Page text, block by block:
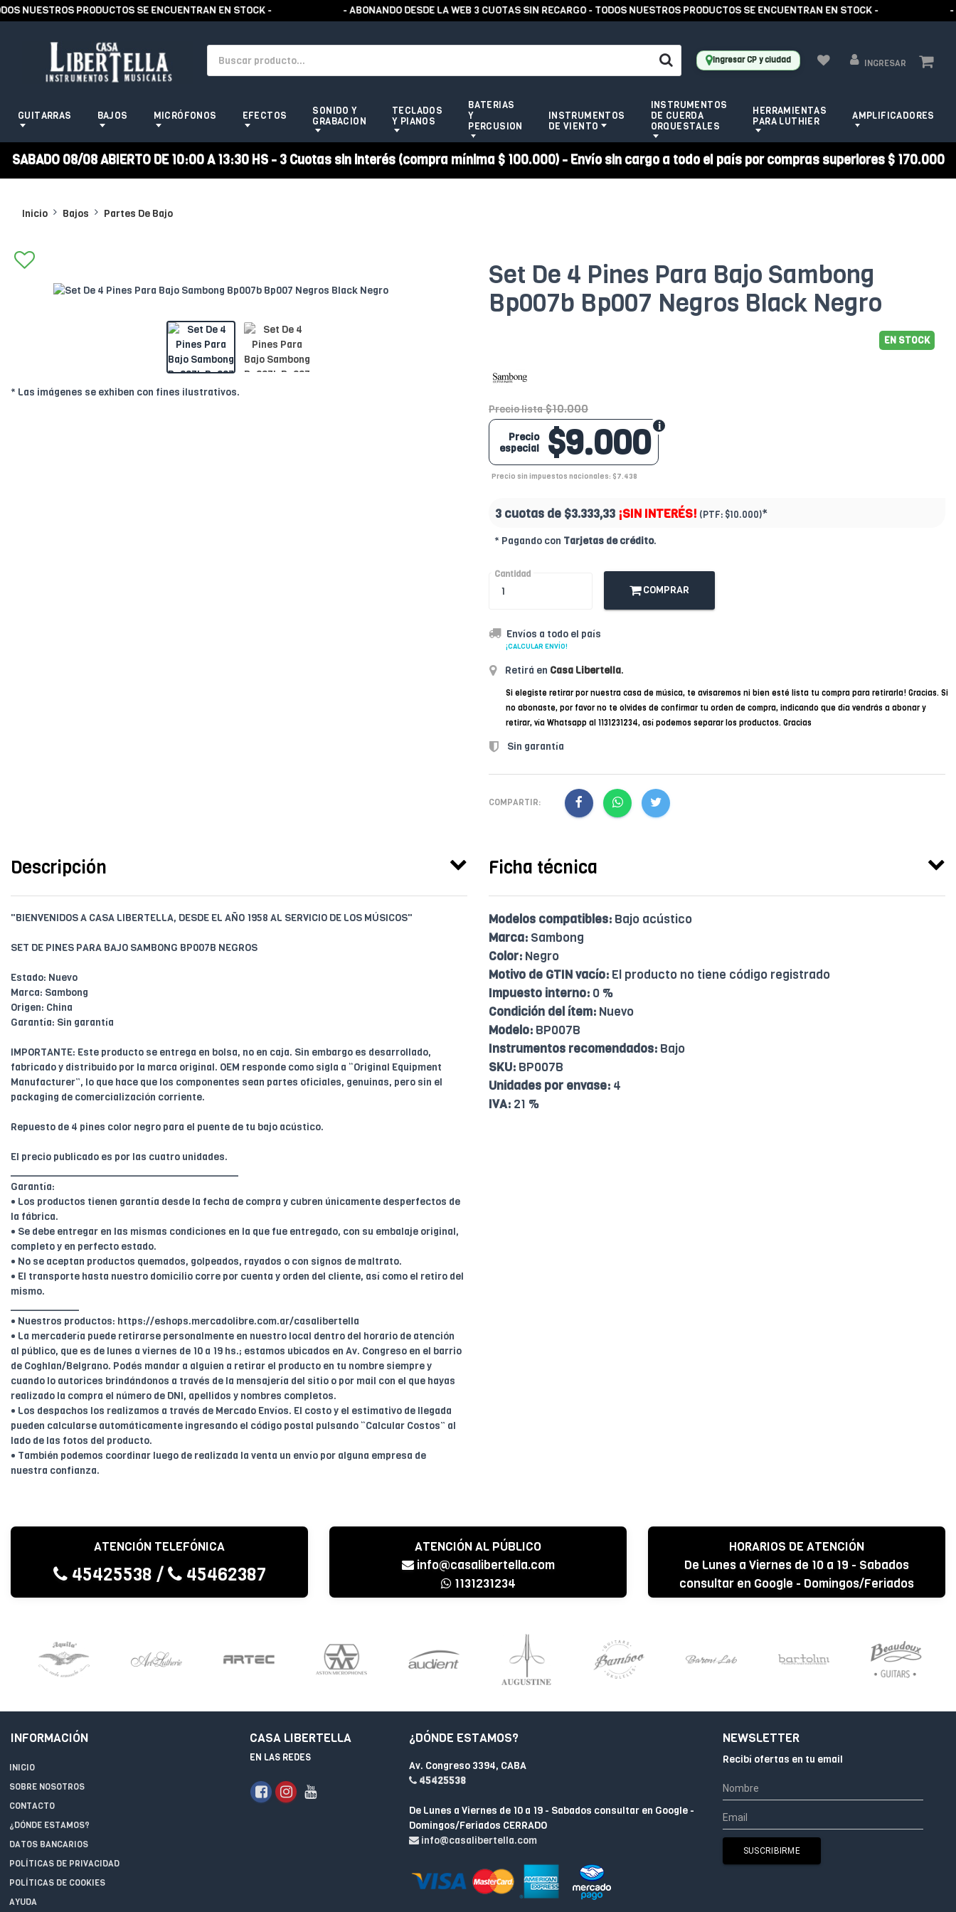
PRODUCTOS SE ENCUENTRAN EN STOCK - - ABONANDO DESDE LA WEB 3 CUOTAS SIN RECARGO - TODOS NUESTROS PRODUCTOS SE ENCUENTRAN EN STOCK - -
Ingresar CP y ciudad INGRESAR
GUITARRAS BAJOS MICRÓFONOS EFECTOS
SONIDO Y
GRABACION
TECLADOS
Y PIANOS
BATERIAS
Y
PERCUSION
INSTRUMENTOS
DE VIENTO
INSTRUMENTOS
DE CUERDA
ORQUESTALES
HERRAMIENTAS
PARA LUTHIER
AMPLIFICADORES
SABADO 08/08 ABIERTO DE 10:00 A 13:30 HS - 3 Cuotas sin interés (compra mínima $ 100.000) - Envío sin cargo a todo el país por compras superiores $ 170.000
Inicio Bajos Partes De Bajo
* Las imágenes se exhiben con fines ilustrativos.
Set De 4 Pines Para Bajo Sambong
Bp007b Bp007 Negros Black Negro
EN STOCK
Precio lista $10.000
$9.000
Precio
especial
Precio sin impuestos nacionales: $7.438
3 cuotas de $3.333,33 ¡SIN INTERÉS! (PTF: $10.000)*
* Pagando con Tarjetas de crédito.
Cantidad
COMPRAR
Envíos a todo el país
¡CALCULAR ENVÍO!
Retirá en Casa Libertella.
Si elegiste retirar por nuestra casa de música, te avisaremos ni bien esté lista tu compra para retirarla! Gracias. Si
no abonaste, por favor no te olvides de confirmar tu orden de compra, indicando que día vendrás a abonar y
retirar, vía Whatsapp al 1131231234, así podemos separar los productos. Gracias
Sin garantía
COMPARTIR:
Descripción
"BIENVENIDOS A CASA LIBERTELLA, DESDE EL AÑO 1958 AL SERVICIO DE LOS MÚSICOS"
SET DE PINES PARA BAJO SAMBONG BP007B NEGROS
Estado: Nuevo
Marca: Sambong
Origen: China
Garantía: Sin garantía
IMPORTANTE: Este producto se entrega en bolsa, no en caja. Sin embargo es desarrollado,
fabricado y distribuido por la marca original. OEM responde como sigla a “Original Equipment
Manufacturer”, lo que hace que los componentes sean partes oficiales, genuinas, pero sin el
packaging de comercialización corriente.
Repuesto de 4 pines color negro para el puente de tu bajo acústico.
El precio publicado es por las cuatro unidades.
Garantía:
• Los productos tienen garantía desde la fecha de compra y cubren únicamente desperfectos de
la fábrica.
• Se debe entregar en las mismas condiciones en la que fue entregado, con su embalaje original,
completo y en perfecto estado.
• No se aceptan productos quemados, golpeados, rayados o con signos de maltrato.
• El transporte hasta nuestro domicilio corre por cuenta y orden del cliente, así como el retiro del
mismo.
• Nuestros productos: https://eshops.mercadolibre.com.ar/casalibertella
• La mercadería puede retirarse personalmente en nuestro local dentro del horario de atención
al público, que es de lunes a viernes de 10 a 19 hs.; estamos ubicados en Av. Congreso en el barrio
de Coghlan/Belgrano. Podés mandar a alguien a retirar el producto en tu nombre siempre y
cuando lo autorices brindándonos a través de la mensajería del sitio o por mail con el que hayas
realizado la compra el número de DNI, apellidos y nombres completos.
• Los despachos los realizamos a través de Mercado Envíos. El costo y el estimativo de llegada
pueden calcularse automáticamente ingresando el código postal pulsando “Calcular Costos” al
lado de las fotos del producto.
• También podemos coordinar luego de realizada la venta un envío por alguna empresa de
nuestra confianza.
Ficha técnica
Modelos compatibles: Bajo acústico
Marca: Sambong
Color: Negro
Motivo de GTIN vacío: El producto no tiene código registrado
Impuesto interno: 0 %
Condición del ítem: Nuevo
Modelo: BP007B
Instrumentos recomendados: Bajo
SKU: BP007B
Unidades por envase: 4
IVA: 21 %
ATENCIÓN TELEFÓNICA
45425538 / 45462387
ATENCIÓN AL PÚBLICO
info@casalibertella.com
1131231234
HORARIOS DE ATENCIÓN
De Lunes a Viernes de 10 a 19 - Sabados
consultar en Google - Domingos/Feriados
CERRADO
INFORMACIÓN
INICIO
SOBRE NOSOTROS
CONTACTO
¿DÓNDE ESTAMOS?
DATOS BANCARIOS
POLÍTICAS DE PRIVACIDAD
POLÍTICAS DE COOKIES
AYUDA
CASA LIBERTELLA
EN LAS REDES
¿DÓNDE ESTAMOS?
Av. Congreso 3394, CABA
45425538
De Lunes a Viernes de 10 a 19 - Sabados consultar en Google -
Domingos/Feriados CERRADO
info@casalibertella.com
NEWSLETTER
Recibí ofertas en tu email